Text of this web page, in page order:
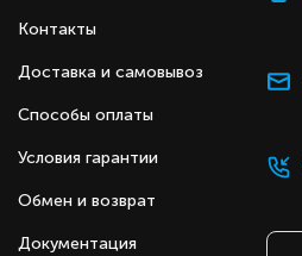
Контакты
Доставка и самовывоз
Способы оплаты
Условия гарантии
Обмен и возврат
Документация